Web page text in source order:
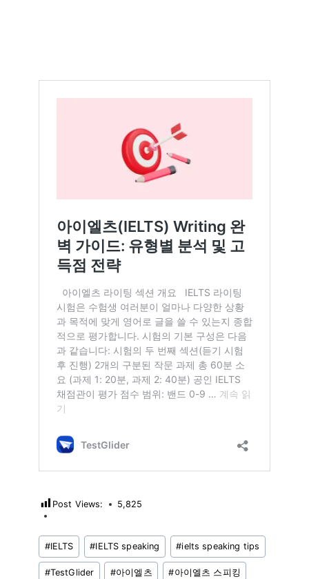
Post Views: 5,825
Post
Tags:
#IELTS #IELTS speaking #ielts speaking tips
#TestGlider #아이엘츠 #아이엘츠 스피킹